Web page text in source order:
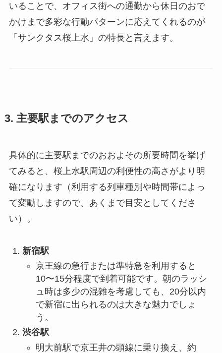
いることで、オフィス街への通勤から休日のおで
かけまで多彩な行動パターンに応えてくれるのが
「サンクタス桜上水」の特長と言えます。
3. 主要駅までのアクセス
具体的に主要駅までのおおよその所要時間を挙げ
てみると、桜上水駅周辺の利便性の高さがより明
確になります（利用する列車種別や時間帯によっ
て変動しますので、あくまで目安としてくださ
い）。
新宿駅
京王線の急行または準特急を利用すると
10〜15分程度で到着可能です。朝のラッシ
ュ時は多少の混雑を考慮しても、20分以内
で新宿に出られるのは大きな魅力でしょ
う。
渋谷駅
明大前駅で京王井の頭線に乗り換え、約